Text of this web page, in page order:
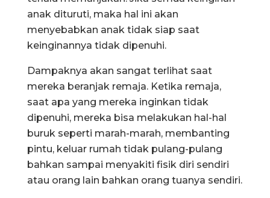
anak dituruti, maka hal ini akan
menyebabkan anak tidak siap saat
keinginannya tidak dipenuhi.
Dampaknya akan sangat terlihat saat
mereka beranjak remaja. Ketika remaja,
saat apa yang mereka inginkan tidak
dipenuhi, mereka bisa melakukan hal-hal
buruk seperti marah-marah, membanting
pintu, keluar rumah tidak pulang-pulang
bahkan sampai menyakiti fisik diri sendiri
atau orang lain bahkan orang tuanya sendiri.